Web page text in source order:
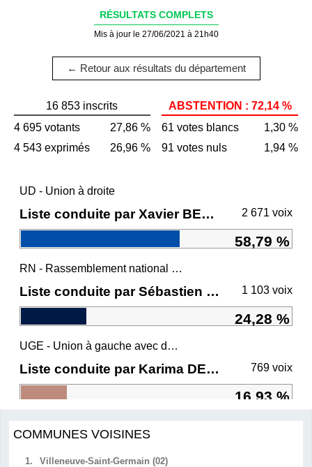
RÉSULTATS COMPLETS
Mis à jour le 27/06/2021 à 21h40
← Retour aux résultats du département
16 853 inscrits
4 695 votants
27,86 %
4 543 exprimés
26,96 %
ABSTENTION : 72,14 %
61 votes blancs
1,30 %
91 votes nuls
1,94 %
UD - Union à droite
Liste conduite par Xavier BERTRAND 2 671 voix
58,79 %
RN - Rassemblement national et ses alliés
Liste conduite par Sébastien CHENU 1 103 voix
24,28 %
UGE - Union à gauche avec des écologistes
Liste conduite par Karima DELLI 769 voix
16,93 %
COMMUNES VOISINES
1.
Villeneuve-Saint-Germain (02)